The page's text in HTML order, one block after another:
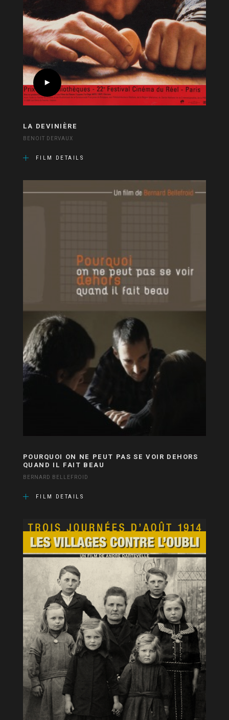
LA DEVINIÈRE
BENOIT DERVAUX
FILM DETAILS
POURQUOI ON NE PEUT PAS SE VOIR DEHORS
QUAND IL FAIT BEAU
BERNARD BELLEFROID
FILM DETAILS